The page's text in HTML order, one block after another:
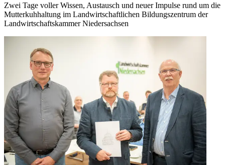
Zwei Tage voller Wissen, Austausch und neuer Impulse rund um die
Mutterkuhhaltung im Landwirtschaftlichen Bildungszentrum der
Landwirtschaftskammer Niedersachsen